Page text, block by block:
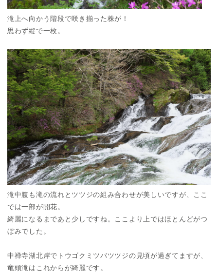
滝上へ向かう階段で咲き揃った株が！
思わず縦で一枚。
滝中腹も滝の流れとツツジの組み合わせが美しいですが、ここ
では一部が開花。
綺麗になるまであと少しですね。ここより上ではほとんどがつ
ぼみでした。
中禅寺湖北岸でトウゴクミツバツツジの見頃が過ぎてますが、
竜頭滝はこれからが綺麗です。